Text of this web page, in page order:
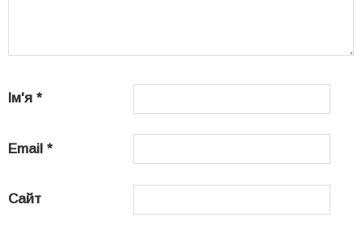
Ім'я *
Email *
Сайт